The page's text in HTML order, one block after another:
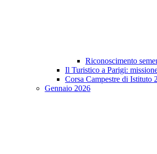
Riconoscimento
Il Turistico a Parigi:
Corsa Campestre di Istituto
Gennaio 2026